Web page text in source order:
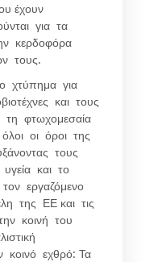
έχουν
για τα
κερδοφόρα
τους.
χτύπημα για
και τους
τη φτωχομεσαία
οι όροι της
τους
και το
εργαζόμενο
της ΕΕ και τις
κοινή του
κοινό εχθρό: Τα